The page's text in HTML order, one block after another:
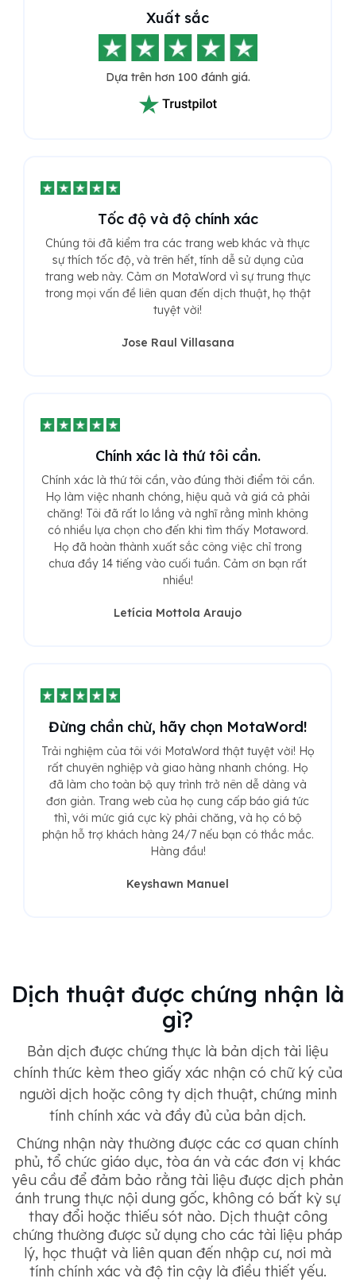
Xuất sắc
Dựa trên hơn 100 đánh giá.
Tốc độ và độ chính xác
Chúng tôi đã kiểm tra các trang web khác và thực
sự thích tốc độ, và trên hết, tính dễ sử dụng của
trang web này. Cảm ơn MotaWord vì sự trung thực
trong mọi vấn đề liên quan đến dịch thuật, họ thật
tuyệt vời!
Jose Raul Villasana
Chính xác là thứ tôi cần.
Chính xác là thứ tôi cần, vào đúng thời điểm tôi cần.
Họ làm việc nhanh chóng, hiệu quả và giá cả phải
chăng! Tôi đã rất lo lắng và nghĩ rằng mình không
có nhiều lựa chọn cho đến khi tìm thấy Motaword.
Họ đã hoàn thành xuất sắc công việc chỉ trong
chưa đầy 14 tiếng vào cuối tuần. Cảm ơn bạn rất
nhiều!
Letícia Mottola Araujo
Đừng chần chừ, hãy chọn MotaWord!
Trải nghiệm của tôi với MotaWord thật tuyệt vời! Họ
rất chuyên nghiệp và giao hàng nhanh chóng. Họ
đã làm cho toàn bộ quy trình trở nên dễ dàng và
đơn giản. Trang web của họ cung cấp báo giá tức
thì, với mức giá cực kỳ phải chăng, và họ có bộ
phận hỗ trợ khách hàng 24/7 nếu bạn có thắc mắc.
Hàng đầu!
Keyshawn Manuel
Dịch thuật được chứng nhận là
gì?
Bản dịch được chứng thực là bản dịch tài liệu
chính thức kèm theo giấy xác nhận có chữ ký của
người dịch hoặc công ty dịch thuật, chứng minh
tính chính xác và đầy đủ của bản dịch.
Chứng nhận này thường được các cơ quan chính
phủ, tổ chức giáo dục, tòa án và các đơn vị khác
yêu cầu để đảm bảo rằng tài liệu được dịch phản
ánh trung thực nội dung gốc, không có bất kỳ sự
thay đổi hoặc thiếu sót nào. Dịch thuật công
chứng thường được sử dụng cho các tài liệu pháp
lý, học thuật và liên quan đến nhập cư, nơi mà
tính chính xác và độ tin cậy là điều thiết yếu.